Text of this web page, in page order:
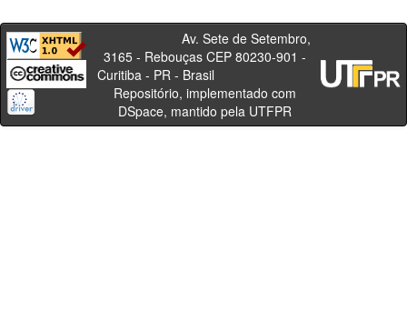
Av. Sete de Setembro,
3165 - Rebouças CEP 80230-901 -
Curitiba - PR - Brasil
Repositório, implementado com
DSpace, mantido pela UTFPR